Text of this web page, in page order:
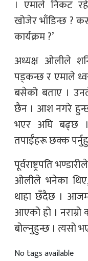
। एमाले निकट
खोजेर भाँडिन्छ ?
कार्यक्रम ?’
अध्यक्ष ओलीले
पड्कन्छ र एमाले
बसेको बताए ।
छैन । आश नगरे
भएर अघि बढ्छ ।
तपाईँहरू छक्क
पूर्वराष्ट्रपति
ओलीले भनेका थिए,
थाहा छँदैछ ।
आएको हो ।
बोल्नुहुन्छ । त्यसो
No tags available